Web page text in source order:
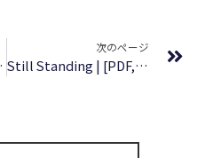
次のページ
Still Standing | [PDF, EPUB]